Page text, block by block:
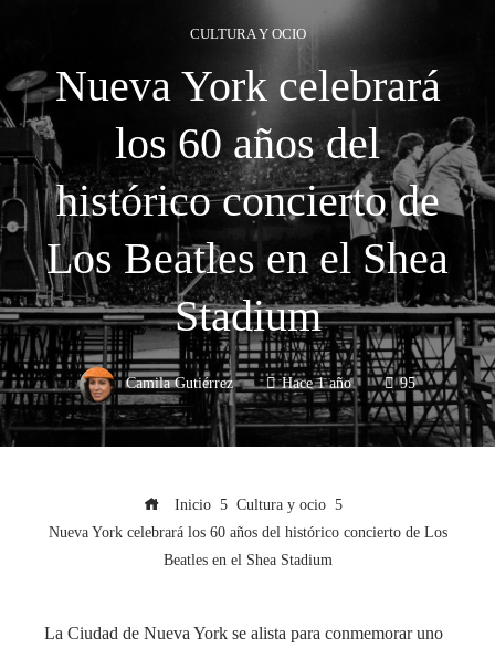
CULTURA Y OCIO
Nueva York celebrará
los 60 años del
histórico concierto de
Los Beatles en el Shea
Stadium
Camila Gutiérrez Hace 1 año 95
Inicio
Cultura y ocio
Nueva York celebrará los 60 años del histórico concierto de Los
Beatles en el Shea Stadium
La Ciudad de Nueva York se alista para conmemorar uno